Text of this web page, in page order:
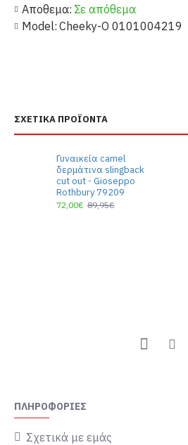
Αποθεμα: Σε απόθεμα
Model: Cheeky-O 0101004219
ΣΧΕΤΙΚΆ ΠΡΟΪΌΝΤΑ
Γυναικεία camel
δερμάτινα slingback
cut out - Gioseppo
Rothbury 79209
72,00€ 89,95€
ΠΛΗΡΟΦΟΡΊΕΣ
Σχετικά με εμάς